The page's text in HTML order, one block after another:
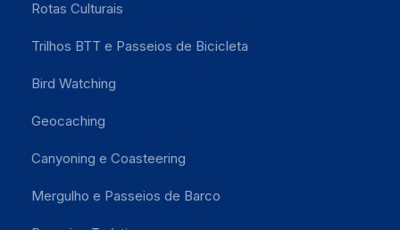
Rotas Culturais
Trilhos BTT e Passeios de Bicicleta
Bird Watching
Geocaching
Canyoning e Coasteering
Mergulho e Passeios de Barco